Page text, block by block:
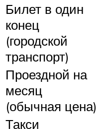
Билет в один
конец
(городской
транспорт)
Проездной на
месяц
(обычная цена)
Такси